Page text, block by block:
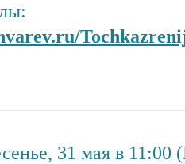
31 мая в